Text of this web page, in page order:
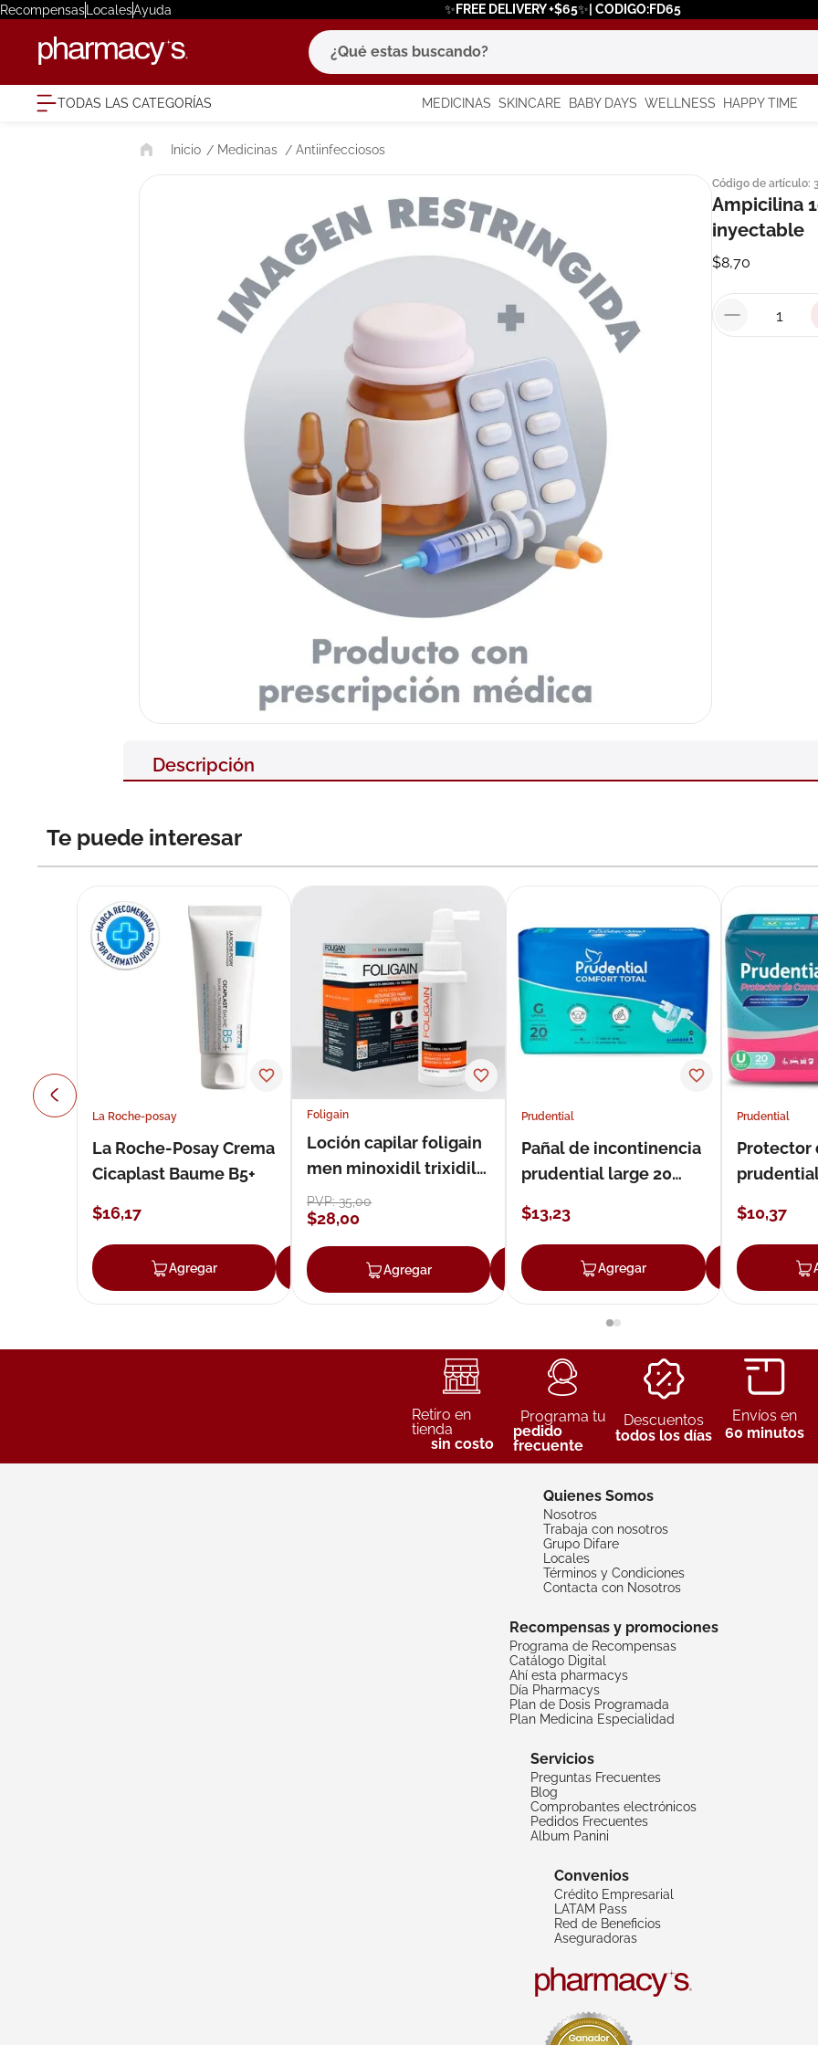
RecompensasLocalesAyuda ✨FREE DELIVERY +$65✨| CODIGO:FD65
¿Qué estas buscando?
TODAS LAS CATEGORÍAS MEDICINAS SKINCARE BABY DAYS WELLNESS HAPPY TIME
Medicinas Antiinfecciosos
Código de artículo:
Ampicilina
inyectable
$8,70
Descripción
Te puede interesar
La Roche-posay
La Roche-Posay Crema
Cicaplast Baume B5+
$16,17
Agregar Agregar
Foligain
Loción capilar foligain
men minoxidil trixidil
loción 59 ml
PVP:35,00
$28,00
Agregar Agregar
Prudential
Pañal de incontinencia
prudential large 20
$13,23
Agregar
Prudential
Protector
$10,37
Retiro en
tienda
sin costo
Programa tu
pedido
frecuente
Descuentos
todos los días
Envíos en
60 minutos
Quienes Somos
Nosotros
Trabaja con nosotros
Grupo Difare
Locales
Términos y Condiciones
Contacta con Nosotros
Recompensas y promociones
Programa de Recompensas
Catálogo Digital
Ahí esta pharmacys
Día Pharmacys
Plan de Dosis Programada
Plan Medicina Especialidad
Servicios
Preguntas Frecuentes
Blog
Comprobantes electrónicos
Pedidos Frecuentes
Album Panini
Convenios
Crédito Empresarial
LATAM Pass
Red de Beneficios
Aseguradoras
términos más buscados
1. eucerin
3. bioderma
7.
. roche posay
9. nivea
10 pañales